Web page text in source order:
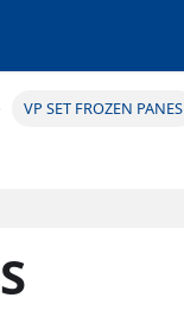
VP SET FROZEN PANES